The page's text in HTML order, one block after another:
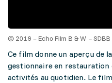
© 2019 – Echo Film B & W – SDBB
Ce film donne un aperçu de
gestionnaire en restauration
activités au quotidien. Le